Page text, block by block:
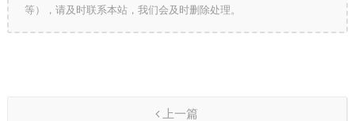
等），请及时联系本站，我们会及时删除处理。
上一篇